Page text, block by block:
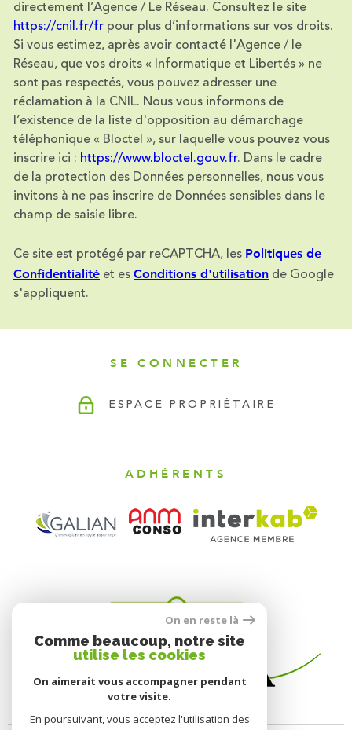
directement l’Agence / Le Réseau. Consultez le site
https://cnil.fr/fr pour plus d’informations sur vos droits.
Si vous estimez, après avoir contacté l'Agence / le
Réseau, que vos droits « Informatique et Libertés » ne
sont pas respectés, vous pouvez adresser une
réclamation à la CNIL. Nous vous informons de
l’existence de la liste d'opposition au démarchage
téléphonique « Bloctel », sur laquelle vous pouvez vous
inscrire ici : https://www.bloctel.gouv.fr. Dans le cadre
de la protection des Données personnelles, nous vous
invitons à ne pas inscrire de Données sensibles dans le
champ de saisie libre.
Ce site est protégé par reCAPTCHA, les Politiques de
Confidentialité et es Conditions d'utilisation de Google
s'appliquent.
SE CONNECTER
ESPACE PROPRIÉTAIRE
ADHÉRENTS
On en reste là
Comme beaucoup, notre site
utilise les cookies
On aimerait vous accompagner pendant
votre visite.
En poursuivant, vous acceptez l'utilisation des